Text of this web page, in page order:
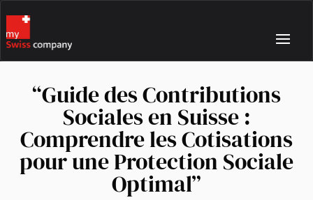
“Guide des Contributions
Sociales en Suisse :
Comprendre les Cotisations
pour une Protection Sociale
Optimal”